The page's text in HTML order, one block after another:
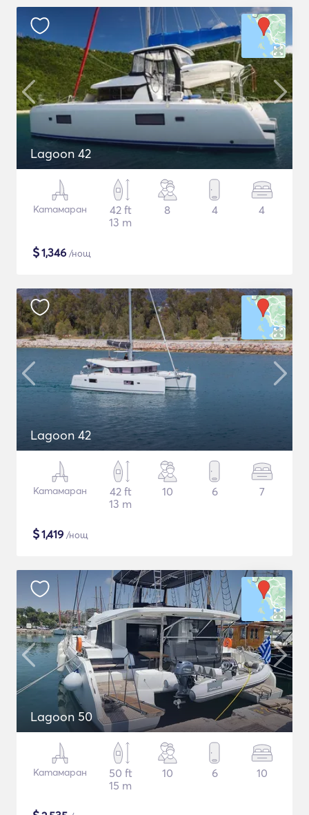
Lagoon 42
Катамаран
42 ft
13 m
8 4 4
$1,346 /нощ
Lagoon 42
Катамаран
42 ft
13 m
10 6 7
$1,419 /нощ
Lagoon 50
Катамаран
50 ft
15 m
10 6 10